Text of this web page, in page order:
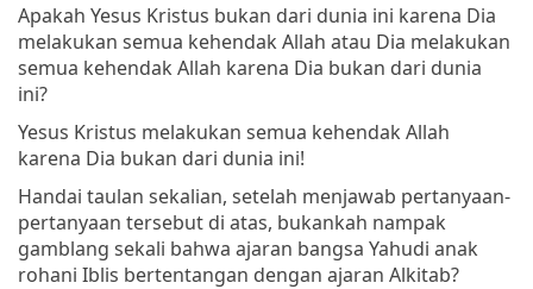
Apakah Yesus Kristus bukan dari dunia ini karena Dia
melakukan semua kehendak Allah atau Dia melakukan
semua kehendak Allah karena Dia bukan dari dunia
ini?
Yesus Kristus melakukan semua kehendak Allah
karena Dia bukan dari dunia ini!
Handai taulan sekalian, setelah menjawab pertanyaan-
pertanyaan tersebut di atas, bukankah nampak
gamblang sekali bahwa ajaran bangsa Yahudi anak
rohani Iblis bertentangan dengan ajaran Alkitab?